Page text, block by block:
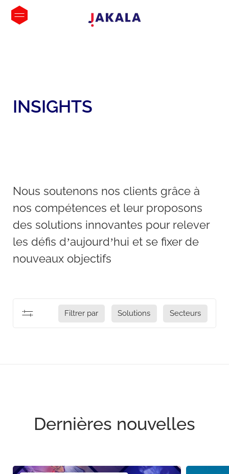
INSIGHTS
Nous soutenons nos clients grâce à
nos compétences et leur proposons
des solutions innovantes pour relever
les défis d’aujourd’hui et se fixer de
nouveaux objectifs
Filtrer par Solutions Secteurs
Dernières nouvelles